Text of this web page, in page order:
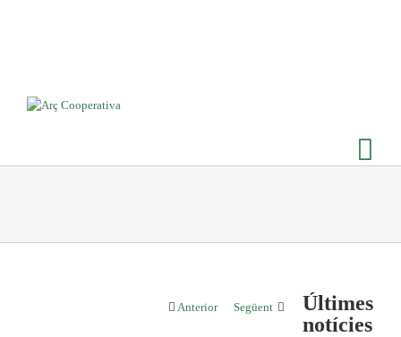
Anterior Següent
Últimes
notícies